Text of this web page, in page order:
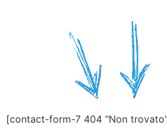
[contact-form-7 404 "Non